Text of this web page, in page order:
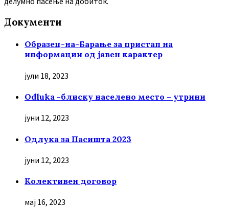
Документи
Образец-на-Барање за пристап на
информации од јавен карактер
јули 18, 2023
Odluka -блиску населено место – утрини
јуни 12, 2023
Oдлука за Пасишта 2023
јуни 12, 2023
Колективен договор
мај 16, 2023